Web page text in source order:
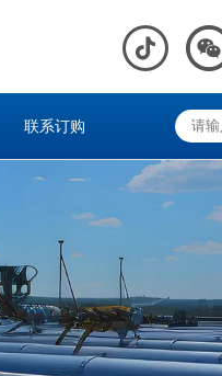
联系订购